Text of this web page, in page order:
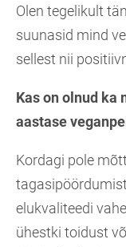
Olen tegelikult
suunasid mind
sellest nii
Kas on olnud ka
aastase
Kordagi pole
elukvaliteedi
ühestki toidust